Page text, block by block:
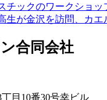
チックのワークショッ
生が金沢を訪問、カ
合同会社
目10番30号幸ビル